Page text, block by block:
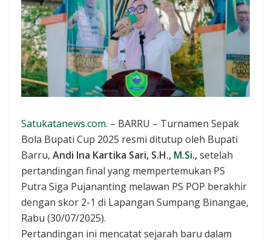
Satukatanews.com. – BARRU – Turnamen Sepak
Bola Bupati Cup 2025 resmi ditutup oleh Bupati
Barru, Andi Ina Kartika Sari, S.H., M.Si.,setelah
pertandingan final yang mempertemukan PS
Putra Siga Pujananting melawan PS POP berakhir
dengan skor 2-1 di Lapangan Sumpang Binangae,
Rabu (30/07/2025).
Pertandingan ini mencatat sejarah baru dalam